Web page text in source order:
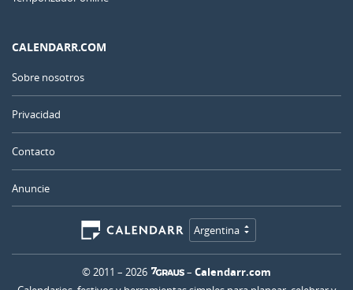
CALENDARR.COM
Sobre nosotros
Privacidad
Contacto
Anuncie
Argentina
© 2011 – 2026 – Calendarr.com